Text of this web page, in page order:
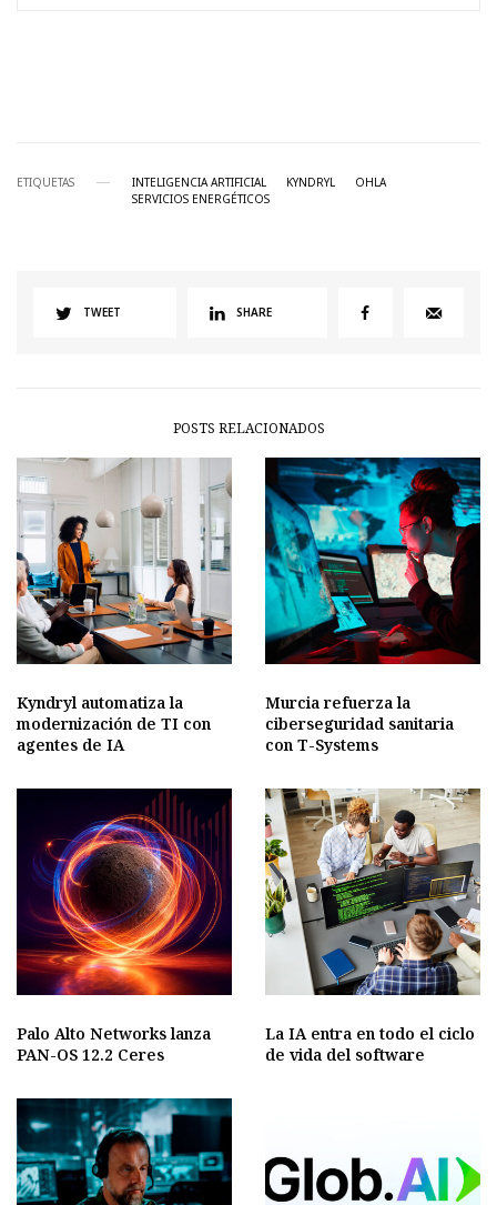
ETIQUETAS INTELIGENCIA ARTIFICIAL KYNDRYL
OHLA
SERVICIOS ENERGÉTICOS
TWEET SHARE
POSTS RELACIONADOS
Kyndryl automatiza la
modernización de TI con
agentes de IA
Murcia refuerza la
ciberseguridad sanitaria
con T-Systems
Palo Alto Networks lanza
PAN-OS 12.2 Ceres
La IA entra en todo el ciclo
de vida del software